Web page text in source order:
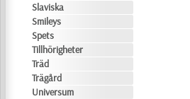
Slaviska
Smileys
Spets
Tillhörigheter
Träd
Trägård
Universum